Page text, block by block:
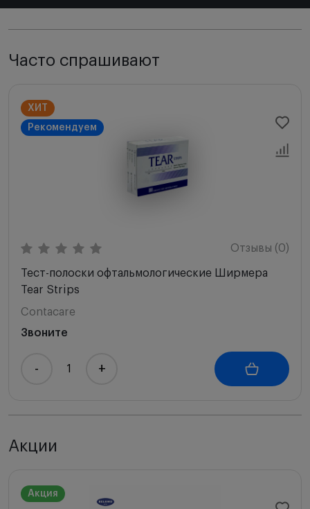
Часто спрашивают
ХИТ
Рекомендуем
Отзывы (0)
Тест-полоски офтальмологические Ширмера
Tear Strips
Contacare
Звоните
- +
Акции
Акция